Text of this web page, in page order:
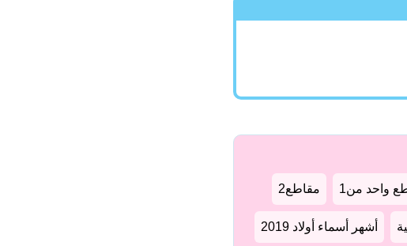
واحد من1 مقاطع2
أشهر أسماء أولاد 2019